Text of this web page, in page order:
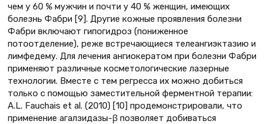
чем у 60 % мужчин и почти у 40 % женщин, имеющих
болезнь Фабри [9]. Другие кожные проявления болезни
Фабри включают гипогидроз (пониженное
потоотделение), реже встречающиеся телеангиэктазию и
лимфедему. Для лечения ангиокератом при болезни Фабри
применяют различные косметологические лазерные
технологии. Вместе с тем регресса их можно добиться
только с помощью заместительной ферментной терапии:
A.L. Fauchais et al. (2010) [10] продемонстрировали, что
применение агалзидазы-β позволяет добиваться